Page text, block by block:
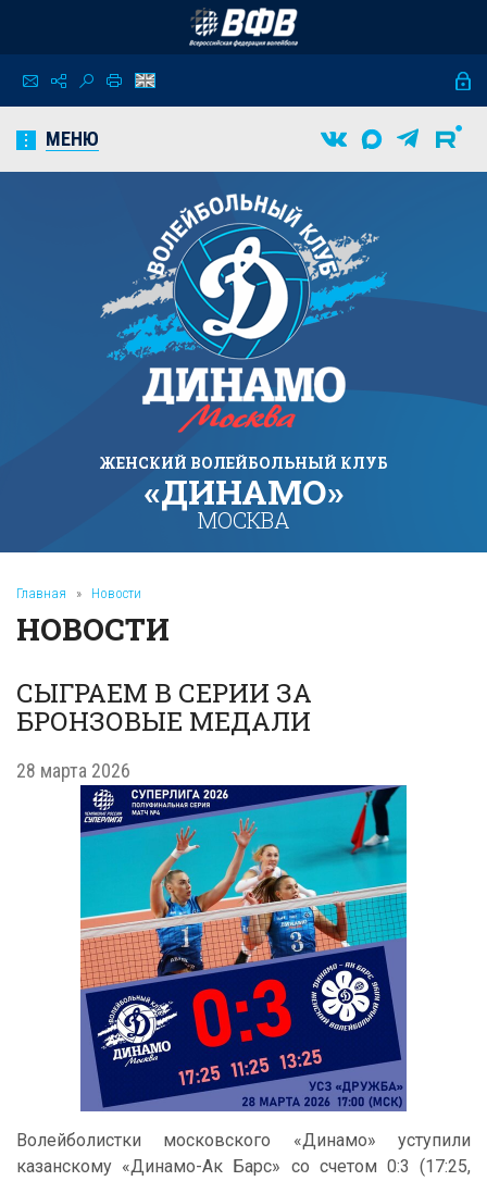
МЕНЮ
ЖЕНСКИЙ ВОЛЕЙБОЛЬНЫЙ КЛУБ
«ДИНАМО»
МОСКВА
Главная » Новости
НОВОСТИ
СЫГРАЕМ В СЕРИИ ЗА
БРОНЗОВЫЕ МЕДАЛИ
28 марта 2026
Волейболистки московского «Динамо» уступили
казанскому «Динамо-Ак Барс» со счетом 0:3 (17:25,